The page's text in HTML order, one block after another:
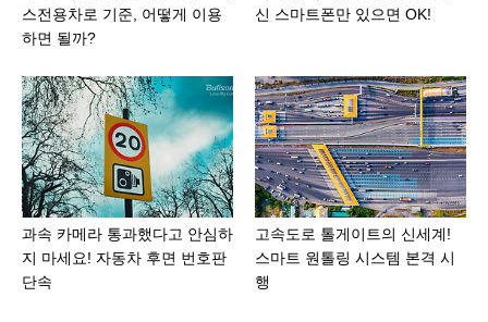
스전용차로 기준, 어떻게 이용
하면 될까?
신 스마트폰만 있으면 OK!
과속 카메라 통과했다고 안심하
지 마세요! 자동차 후면 번호판
단속
고속도로 톨게이트의 신세계!
스마트 원톨링 시스템 본격 시
행